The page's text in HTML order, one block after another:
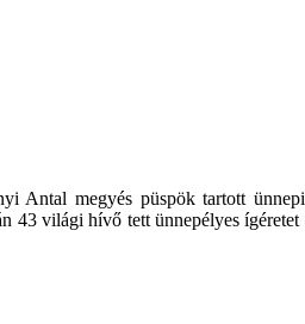
Antal megyés püspök tartott
43 világi hívő tett ünnepélyes